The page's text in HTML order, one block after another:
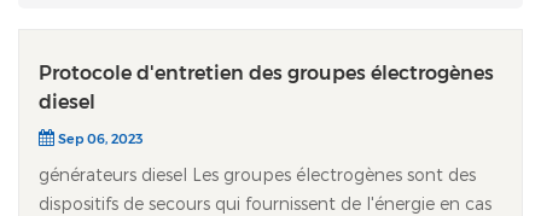
Protocole d'entretien des groupes électrogènes
diesel
Sep 06, 2023
générateurs diesel Les groupes électrogènes sont des
dispositifs de secours qui fournissent de l'énergie en cas